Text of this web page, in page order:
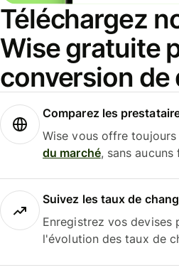
Téléchargez
Wise gratuite
conversion de
Comparez les
Wise vous offre
du marché, sans aucuns
Suivez les taux de
Enregistrez vos devises
l'évolution des taux de